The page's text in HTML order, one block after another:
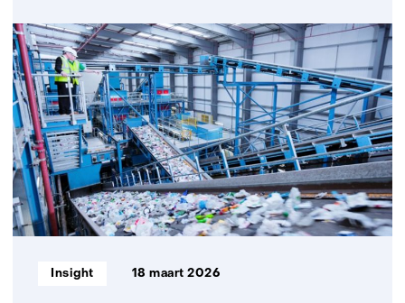
Een
objectieve
standaard
om
de
kwaliteit
van
gerecycled
plastic
te
beoordelen
Informatietype:
Insight 18 maart 2026